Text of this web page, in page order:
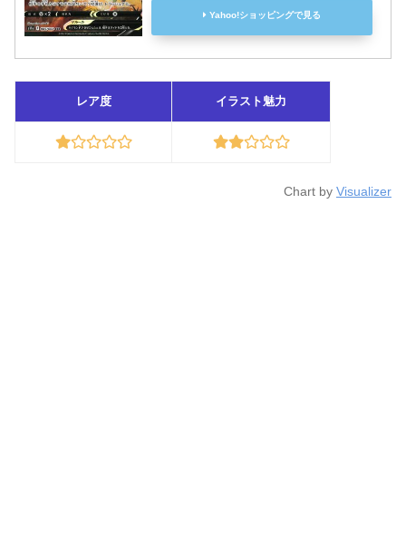
Yahoo!ショッピングで見る
レア度 イラスト魅力
Chart by Visualizer